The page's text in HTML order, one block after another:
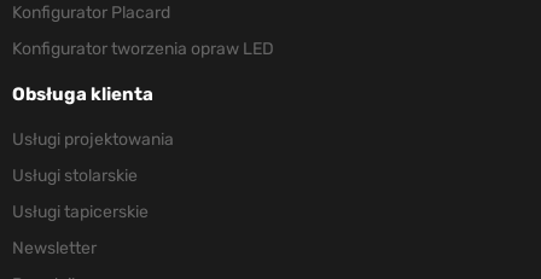
Konfigurator Placard
Konfigurator tworzenia opraw LED
Obsługa klienta
Usługi projektowania
Usługi stolarskie
Usługi tapicerskie
Newsletter